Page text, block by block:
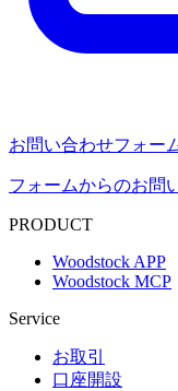
お問い合わせフォー
フォームからのお問
PRODUCT
Woodstock APP
Woodstock MCP
Service
お取引
口座開設